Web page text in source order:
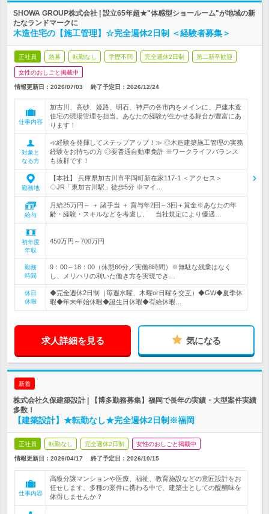
SHOWA GROUP株式会社 | 設立65年超★"体感型ショールーム"が地域の新
たなランドマークに
木造住宅の【施工管理】☆完全週休2日制 ＜経験者募集＞
正社員 急募 転勤なし 学歴不問 完全週休2日制 第二新卒歓迎
女性のおしごと掲載中
情報更新日：2026/07/03 終了予定日： 2026/12/24
仕事内容
加古川、高砂、姫路、明石、神戸の各市内をメインに、戸建木造
住宅の現場管理を担当。あなたの経験が生かせる舞台が豊富にあ
ります！
対象と
なる方
≪経験を発揮してステップアップ！≫ ◎木造建築施工管理の実務
経験をお持ちの方 ◎要普通自動車免許 ※ワークライフバランス
も抜群です！
勤務地
【本社】 兵庫県加古川市平岡町新在家117-1 ＜アクセス＞
◇JR「東加古川駅」徒歩5分 ※マイ…
給与
月給25万円～ ＋ 諸手当 ＋ 賞与年2回～3回＋賞金※あなたの年
齢・経験・スキルなどを考慮し、 当社規定により優遇…
初年度
年収
450万円～700万円
勤務
時間
9：00～18：00（休憩60分／実働8時間）※無駄な残業はなく
し、メリハリの利いた働き方を実現でき…
休日
休暇
◆完全週休2日制（毎週水曜、木曜or日曜を交互）◆GW◆夏季休
暇◆年末年始休暇◆誕生日休暇◆有給休暇…
求人詳細を見る 気になる
新着
株式会社久保建築設計 | 【博多勤務募集】福岡で長年の実績・大型案件実績
多数！
【建築設計】★転勤なし★完全週休2日制※福岡
正社員 転勤なし 完全週休2日制 女性のおしごと掲載中
情報更新日：2026/04/17 終了予定日： 2026/10/15
仕事内容
高級分譲マンションや医療、福祉、教育施設などの意匠設計をお
任せします。多種の案件に携わる中で、建築士としての醍醐味を
体得しませんか？